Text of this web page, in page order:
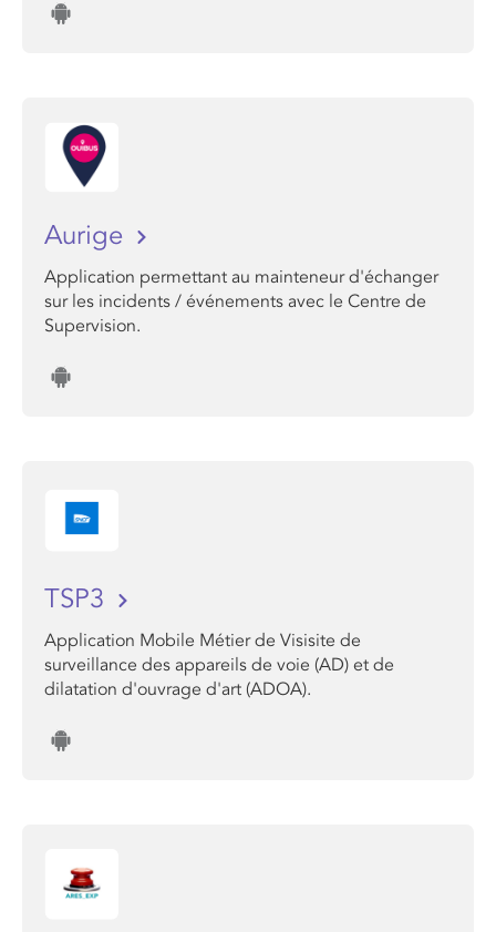
Aurige
Application permettant au mainteneur d'échanger
sur les incidents / événements avec le Centre de
Supervision.
TSP3
Application Mobile Métier de Visisite de
surveillance des appareils de voie (AD) et de
dilatation d'ouvrage d'art (ADOA).